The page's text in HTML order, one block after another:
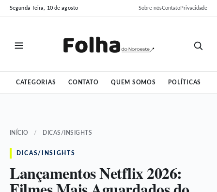
Pular
para
Pular
para
Segunda-feira, 10 de agosto Sobre nósContatoPrivacidade
CATEGORIAS CONTATO QUEM SOMOS POLÍTICAS
INÍCIO / DICAS/INSIGHTS
DICAS/INSIGHTS
Lançamentos Netflix 2026: